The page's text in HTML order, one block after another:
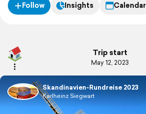
Follow Insights Calendar
Trip start
May 12, 2023
Skandinavien-Rundreise 2023
Karlheinz Siegwart